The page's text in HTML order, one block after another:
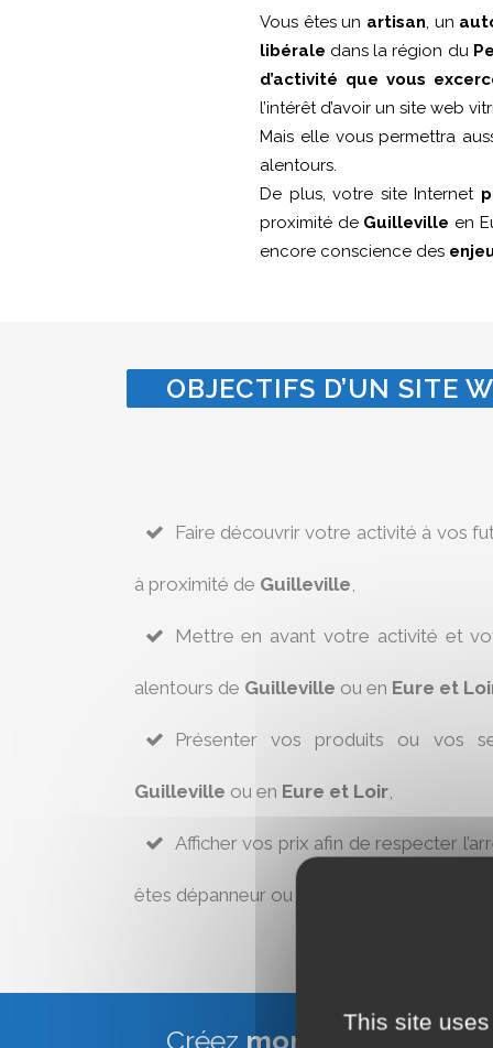
Vous êtes un artisan, un
libérale dans la région du
d’activité que vous
l’intérêt d’avoir un site web
Mais elle vous permettra
alentours.
De plus, votre site Internet
proximité de Guilleville en
encore conscience des
OBJECTIFS D’UN SITE
Faire découvrir votre activité à vos
à proximité de Guilleville
Mettre en avant votre activité et
alentours de Guilleville ou en Eure et
Présenter vos produits ou vos
Guilleville ou en Eure et Loir,
Afficher vos prix afin de respecter
êtes dépanneur ou réparateur à
Créez mon site Web
This site